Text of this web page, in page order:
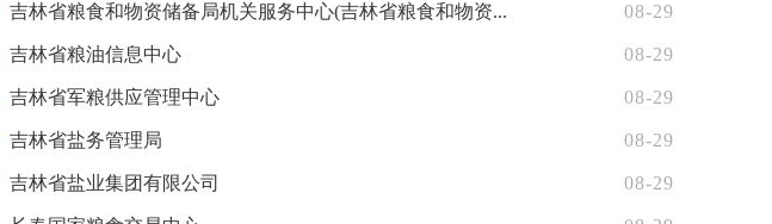
吉林省粮食和物资储备局机关服务中心(吉林省粮食和物资... 08-29
吉林省粮油信息中心 08-29
吉林省军粮供应管理中心 08-29
吉林省盐务管理局 08-29
吉林省盐业集团有限公司 08-29